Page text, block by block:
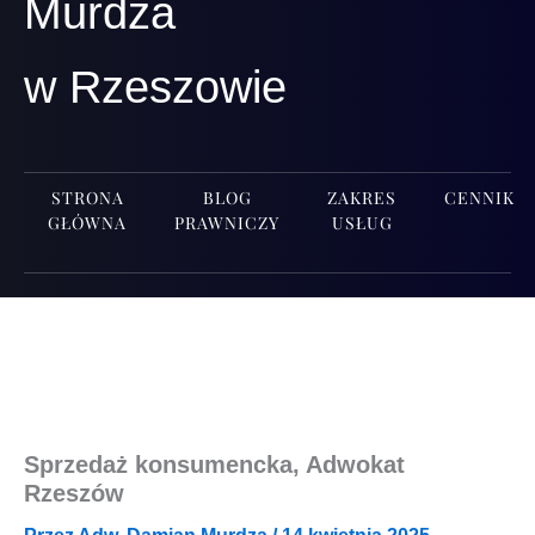
Murdza
w Rzeszowie
STRONA
GŁÓWNA
BLOG
PRAWNICZY
ZAKRES
USŁUG
CENNIK
Sprzedaż konsumencka, Adwokat
Rzeszów